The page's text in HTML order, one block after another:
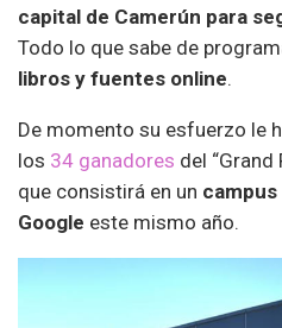
capital de Camerún para
Todo lo que sabe de
libros y fuentes online.
De momento su esfuerzo le
los 34 ganadores del
que consistirá en un campus
Google este mismo año.